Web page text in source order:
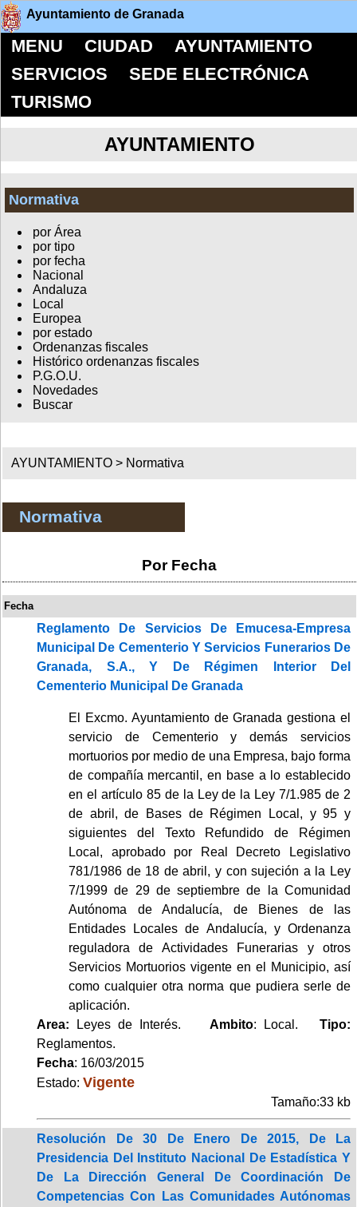
Ayuntamiento de Granada
MENU CIUDAD
AYUNTAMIENTO
SERVICIOS
SEDE ELECTRÓNICA
TURISMO
AYUNTAMIENTO
Normativa
por Área
por tipo
por fecha
Nacional
Andaluza
Local
Europea
por estado
Ordenanzas fiscales
Histórico ordenanzas fiscales
P.G.O.U.
Novedades
Buscar
AYUNTAMIENTO > Normativa
Normativa
Por Fecha
Fecha
Reglamento De Servicios De Emucesa-Empresa
Municipal De Cementerio Y Servicios Funerarios De
Granada, S.A., Y De Régimen Interior Del
Cementerio Municipal De Granada
El Excmo. Ayuntamiento de Granada gestiona el
servicio de Cementerio y demás servicios
mortuorios por medio de una Empresa, bajo forma
de compañía mercantil, en base a lo establecido
en el artículo 85 de la Ley de la Ley 7/1.985 de 2
de abril, de Bases de Régimen Local, y 95 y
siguientes del Texto Refundido de Régimen
Local, aprobado por Real Decreto Legislativo
781/1986 de 18 de abril, y con sujeción a la Ley
7/1999 de 29 de septiembre de la Comunidad
Autónoma de Andalucía, de Bienes de las
Entidades Locales de Andalucía, y Ordenanza
reguladora de Actividades Funerarias y otros
Servicios Mortuorios vigente en el Municipio, así
como cualquier otra norma que pudiera serle de
aplicación.
Area: Leyes de Interés. Ambito: Local. Tipo:
Reglamentos.
Fecha: 16/03/2015
Estado: Vigente
Tamaño:33 kb
Resolución De 30 De Enero De 2015, De La
Presidencia Del Instituto Nacional De Estadística Y
De La Dirección General De Coordinación De
Competencias Con Las Comunidades Autónomas